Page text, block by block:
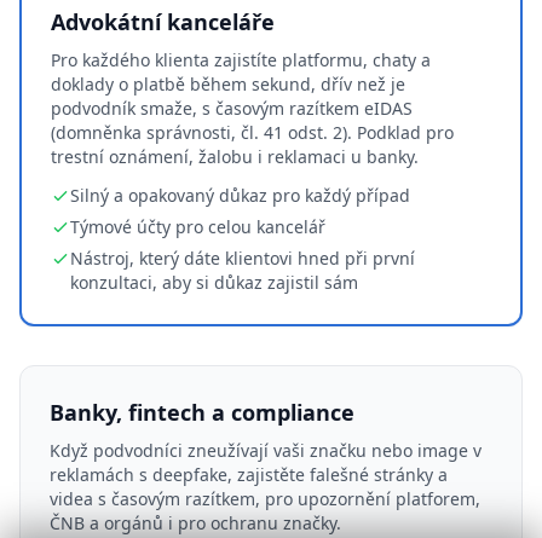
Advokátní kanceláře
Pro každého klienta zajistíte platformu, chaty a
doklady o platbě během sekund, dřív než je
podvodník smaže, s časovým razítkem eIDAS
(domněnka správnosti, čl. 41 odst. 2). Podklad pro
trestní oznámení, žalobu i reklamaci u banky.
Silný a opakovaný důkaz pro každý případ
Týmové účty pro celou kancelář
Nástroj, který dáte klientovi hned při první
konzultaci, aby si důkaz zajistil sám
Banky, fintech a compliance
Když podvodníci zneužívají vaši značku nebo image v
reklamách s deepfake, zajistěte falešné stránky a
videa s časovým razítkem, pro upozornění platforem,
ČNB a orgánů i pro ochranu značky.